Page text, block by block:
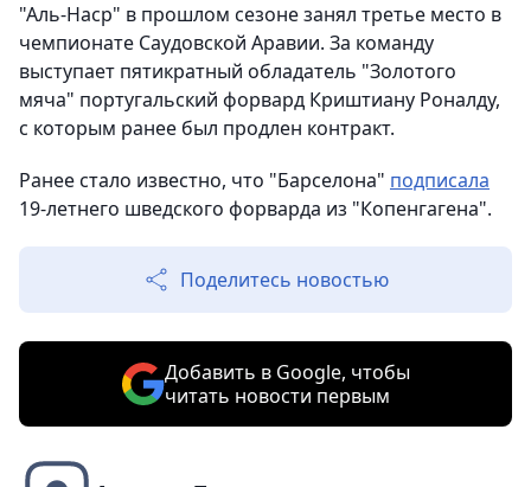
"Аль‑Наср" в прошлом сезоне занял третье место в
чемпионате Саудовской Аравии. За команду
выступает пятикратный обладатель "Золотого
мяча" португальский форвард Криштиану Роналду,
с которым ранее был продлен контракт.
Ранее стало известно, что "Барселона" подписала
19-летнего шведского форварда из "Копенгагена".
Поделитесь новостью
Добавить в Google, чтобы
читать новости первым